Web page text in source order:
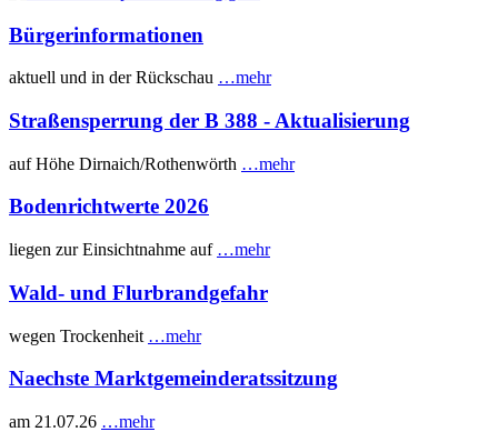
Bürgerinformationen
aktuell und in der Rückschau …mehr
Straßensperrung der B 388 - Aktualisierung
auf Höhe Dirnaich/Rothenwörth …mehr
Bodenrichtwerte 2026
liegen zur Einsichtnahme auf …mehr
Wald- und Flurbrandgefahr
wegen Trockenheit …mehr
Naechste Marktgemeinderatssitzung
am 21.07.26 …mehr